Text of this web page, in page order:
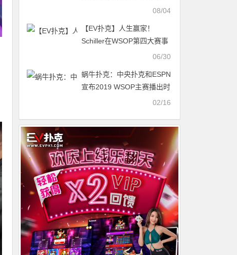
克 2024扑克大师赛9月开赛
08/04
【EV扑克】人生赢家！
Schiller在WSOP第四大赛事
抽中100万美元神秘赏金，
06/30
蜗牛扑克：中央扑克和ESPN
宣布2019 WSOP主赛播出时
02/16